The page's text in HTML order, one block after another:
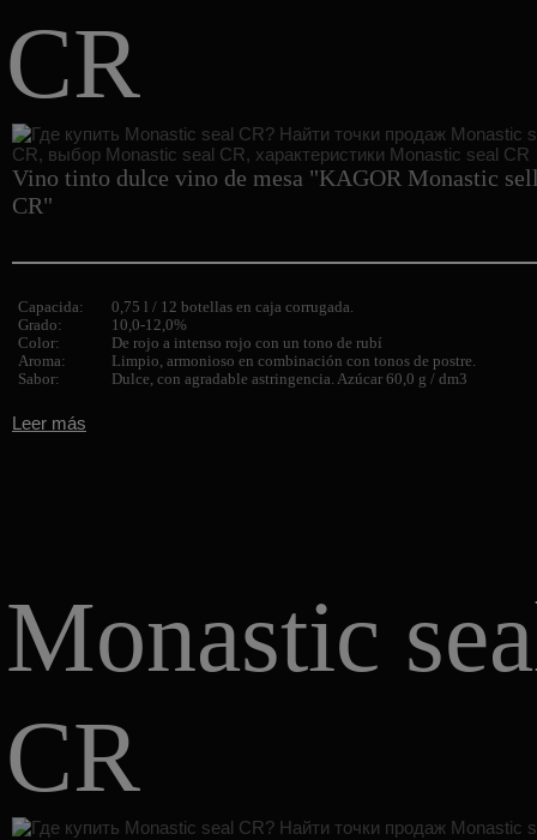
CR
Vino tinto dulce vino de mesa "KAGOR Monastic
CR"
Capacida:
0,75 l / 12 botellas en caja corrugada.
Grado:
10,0-12,0%
Color:
De rojo a intenso rojo con un tono de rubí
Aroma:
Limpio, armonioso en combinación con tonos de postre.
Sabor:
Dulce, con agradable astringencia. Azúcar 60,0 g / dm3
Leer más
Monastic
CR